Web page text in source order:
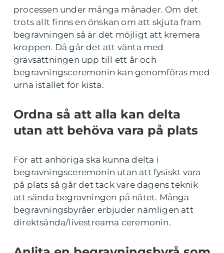
processen under många månader. Om det
trots allt finns en önskan om att skjuta fram
begravningen så är det möjligt att kremera
kroppen. Då går det att vänta med
gravsättningen upp till ett år och
begravningsceremonin kan genomföras med
urna istället för kista.
Ordna så att alla kan delta
utan att behöva vara på plats
För att anhöriga ska kunna delta i
begravningsceremonin utan att fysiskt vara
på plats så går det tack vare dagens teknik
att sända begravningen på nätet. Många
begravningsbyråer erbjuder nämligen att
direktsända/livestreama ceremonin.